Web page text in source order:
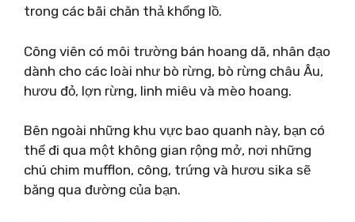
trong các bãi chăn thả khổng lồ.
Công viên có môi trường bán hoang dã, nhân đạo
dành cho các loài như bò rừng, bò rừng châu Âu,
hươu đỏ, lợn rừng, linh miêu và mèo hoang.
Bên ngoài những khu vực bao quanh này, bạn có
thể đi qua một không gian rộng mở, nơi những
chú chim mufflon, công, trứng và hươu sika sẽ
băng qua đường của bạn.